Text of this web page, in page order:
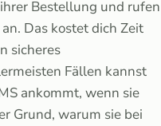
Bestellung und rufen
Das kostet dich Zeit
sicheres
Fällen kannst
ankommt, wenn sie
Grund, warum sie bei